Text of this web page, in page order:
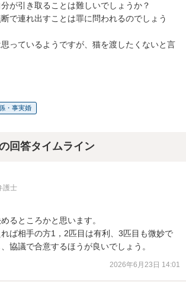
が引き取ることは難しいでしょうか？
で連れ出すことは罪に問われるのでしょう
っているようですが、猫を渡したくないと言
・事実婚
回答タイムライン
護士
るところかと思います。
ば相手の方1，2匹目は有利、3匹目も微妙で
協議で合意するほうが良いでしょう。
2026年6月23日 14:01